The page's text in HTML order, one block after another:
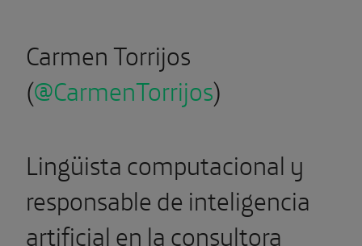
Carmen Torrijos
(@CarmenTorrijos)
Lingüista computacional y
responsable de inteligencia
artificial en la consultora